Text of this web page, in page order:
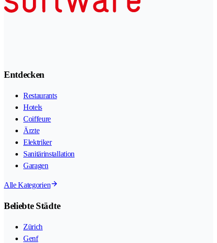
Entdecken
Restaurants
Hotels
Coiffeure
Ärzte
Elektriker
Sanitärinstallation
Garagen
Alle Kategorien
Beliebte Städte
Zürich
Genf